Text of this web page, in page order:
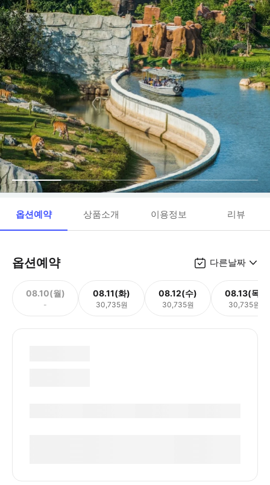
옵션예약 상품소개 이용정보 리뷰
옵션예약 다른날짜
08.10(월)
-
08.11(화)
30,735원
08.12(수)
30,735원
08.13(목)
30,735원